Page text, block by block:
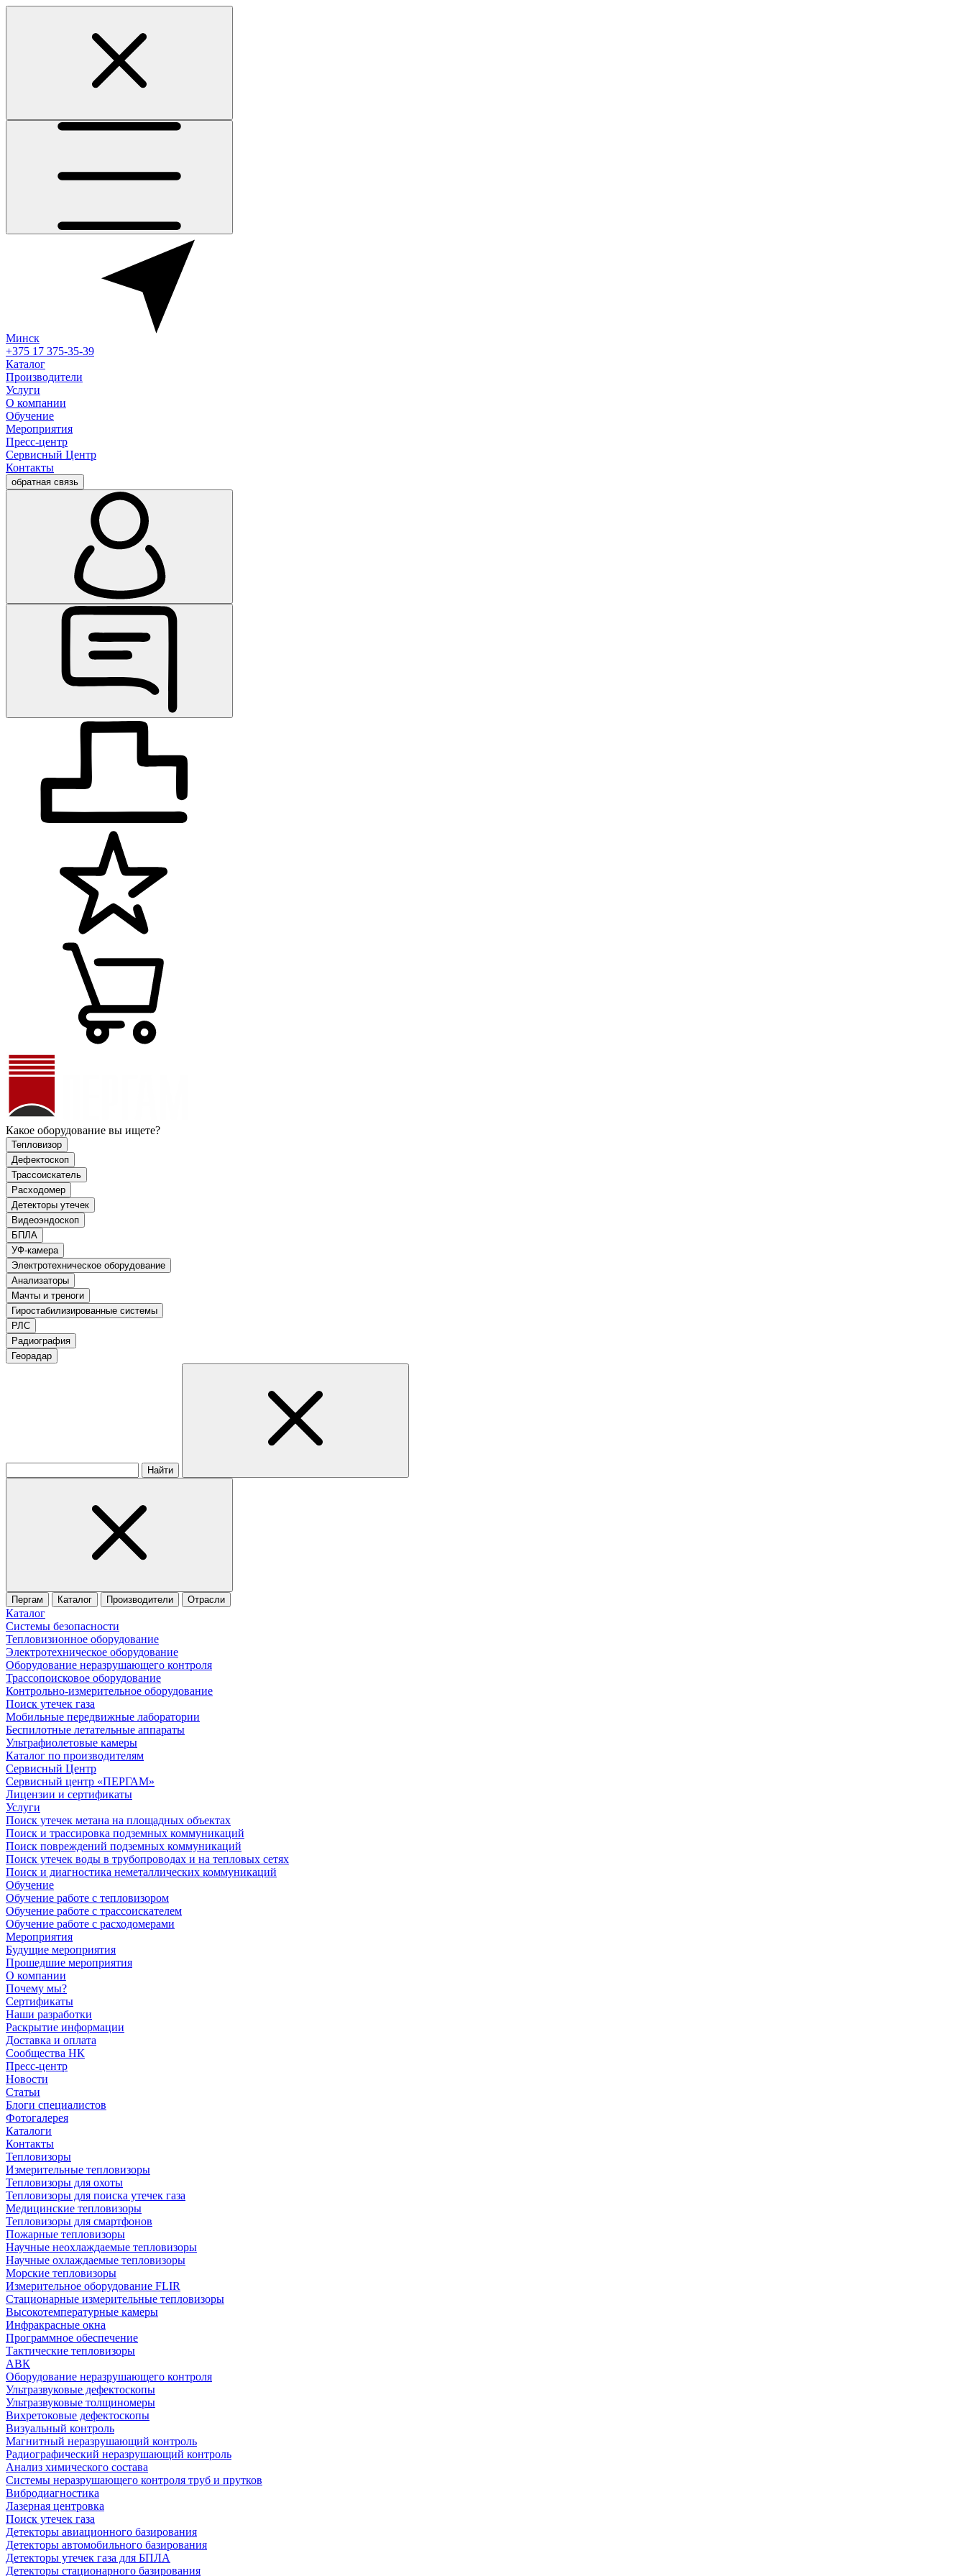
Минск
+375 17 375-35-39
Каталог
Производители
Услуги
О компании
Обучение
Мероприятия
Пресс-центр
Сервисный Центр
Контакты
обратная связь
Какое оборудование вы ищете?
Тепловизор
Дефектоскоп
Трассоискатель
Расходомер
Детекторы утечек
Видеоэндоскоп
БПЛА
УФ-камера
Электротехническое оборудование
Анализаторы
Мачты и треноги
Гиростабилизированные системы
РЛС
Радиография
Георадар
Найти
Пергам Каталог Производители Отрасли
Каталог
Системы безопасности
Тепловизионное оборудование
Электротехническое оборудование
Оборудование неразрушающего контроля
Трассопоисковое оборудование
Контрольно-измерительное оборудование
Поиск утечек газа
Мобильные передвижные лаборатории
Беспилотные летательные аппараты
Ультрафиолетовые камеры
Каталог по производителям
Сервисный Центр
Сервисный центр «ПЕРГАМ»
Лицензии и сертификаты
Услуги
Поиск утечек метана на площадных объектах
Поиск и трассировка подземных коммуникаций
Поиск повреждений подземных коммуникаций
Поиск утечек воды в трубопроводах и на тепловых сетях
Поиск и диагностика неметаллических коммуникаций
Обучение
Обучение работе с тепловизором
Обучение работе с трассоискателем
Обучение работе с расходомерами
Мероприятия
Будущие мероприятия
Прошедшие мероприятия
О компании
Почему мы?
Сертификаты
Наши разработки
Раскрытие информации
Доставка и оплата
Сообщества НК
Пресс-центр
Новости
Статьи
Блоги специалистов
Фотогалерея
Каталоги
Контакты
Тепловизоры
Измерительные тепловизоры
Тепловизоры для охоты
Тепловизоры для поиска утечек газа
Медицинские тепловизоры
Тепловизоры для смартфонов
Пожарные тепловизоры
Научные неохлаждаемые тепловизоры
Научные охлаждаемые тепловизоры
Морские тепловизоры
Измерительное оборудование FLIR
Стационарные измерительные тепловизоры
Высокотемпературные камеры
Инфракрасные окна
Программное обеспечение
Тактические тепловизоры
АВК
Оборудование неразрушающего контроля
Ультразвуковые дефектоскопы
Ультразвуковые толщиномеры
Вихретоковые дефектоскопы
Визуальный контроль
Магнитный неразрушающий контроль
Радиографический неразрушающий контроль
Анализ химического состава
Системы неразрушающего контроля труб и прутков
Вибродиагностика
Лазерная центровка
Поиск утечек газа
Детекторы авиационного базирования
Детекторы автомобильного базирования
Детекторы утечек газа для БПЛА
Детекторы стационарного базирования